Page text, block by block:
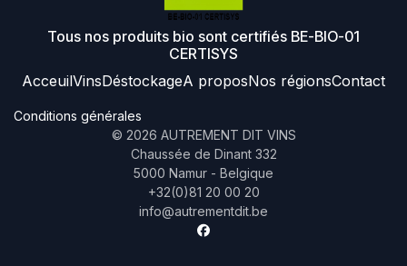
Tous nos produits bio sont certifiés BE-BIO-01
CERTISYS
AcceuilVinsDéstockageA proposNos régionsContact
Conditions générales
© 2026 AUTREMENT DIT VINS
Chaussée de Dinant 332
5000 Namur - Belgique
+32(0)81 20 00 20
info@autrementdit.be